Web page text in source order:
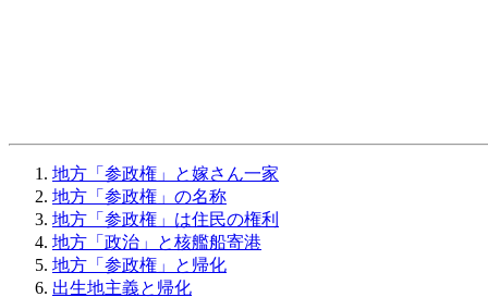
地方「参政権」と嫁さん一家
地方「参政権」の名称
地方「参政権」は住民の権利
地方「政治」と核艦船寄港
地方「参政権」と帰化
出生地主義と帰化